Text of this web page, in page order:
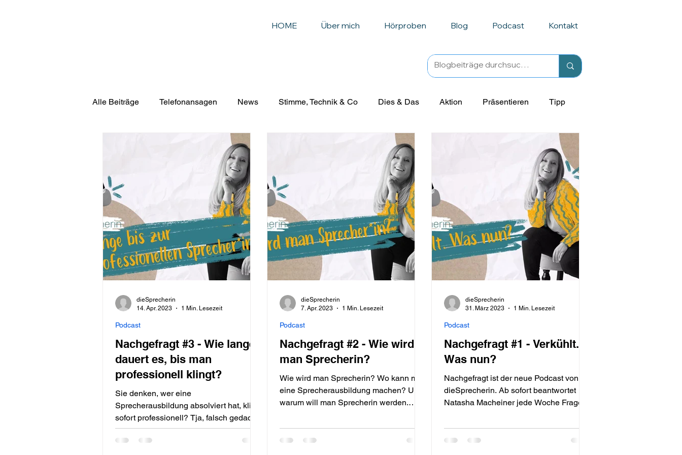
HOME Über mich Hörproben Blog Podcast Kontakt
Alle Beiträge Telefonansagen News Stimme, Technik & Co Dies & Das Aktion Präsentieren Tipp
Wissenswertes
Nachgefragt #3 - Wie lange
dauert es, bis man
professionell klingt?
Sie denken, wer eine
Sprecherausbildung absolviert hat, klingt
sofort professionell? Tja, falsch gedacht
– zumindest in den meisten Fällen.
Podcast
dieSprecherin
14. Apr. 2023
1 Min. Lesezeit
Nachgefragt #2 - Wie wird
man Sprecherin?
Wie wird man Sprecherin? Wo kann man
eine Sprecherausbildung machen? Und
warum will man Sprecherin werden.
Podcast
dieSprecherin
7. Apr. 2023
1 Min. Lesezeit
Nachgefragt #1 - Verkühlt.
Was nun?
Nachgefragt ist der neue Podcast von
dieSprecherin. Ab sofort beantwortet
Natasha Macheiner jede Woche Fragen
Podcast
dieSprecherin
31. März 2023
1 Min. Lesezeit